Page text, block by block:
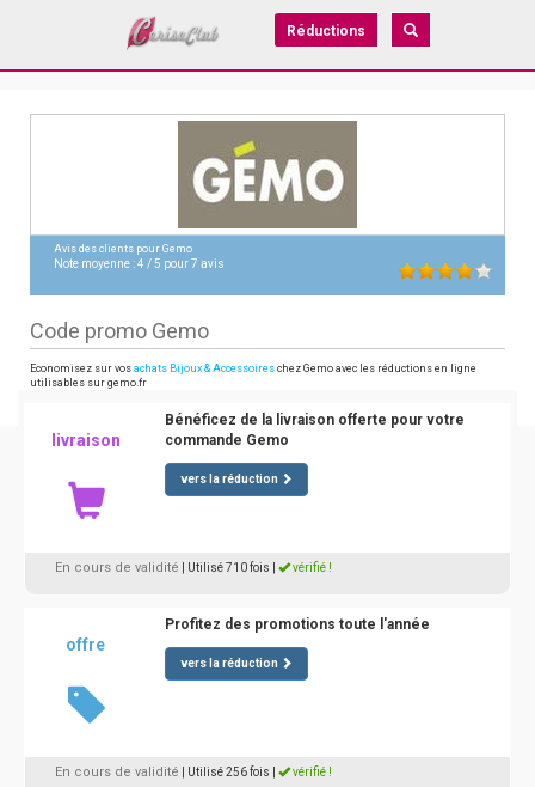
Réductions
Avis des clients pour Gemo
Note moyenne :4 /5 pour7 avis
Code promo Gemo
Economisez sur vos achats Bijoux & Accessoires chez Gemo avec les réductions en ligne
utilisables sur gemo.fr
livraison
Bénéficez de la livraison offerte pour votre
commande Gemo
vers la réduction
En cours de validité | Utilisé 710 fois vérifié !
offre
Profitez des promotions toute l'année
vers la réduction
En cours de validité | Utilisé 256 fois vérifié !